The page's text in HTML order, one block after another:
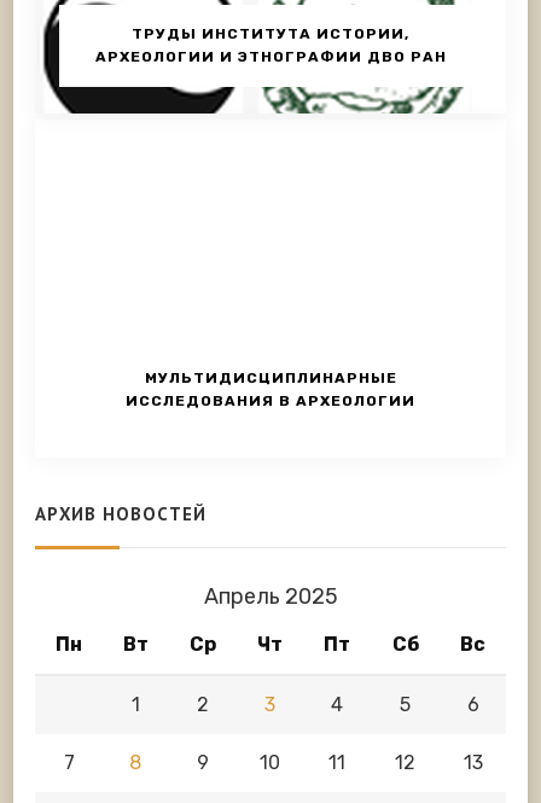
ТРУДЫ ИНСТИТУТА ИСТОРИИ,
АРХЕОЛОГИИ И ЭТНОГРАФИИ ДВО РАН
МУЛЬТИДИСЦИПЛИНАРНЫЕ
ИССЛЕДОВАНИЯ В АРХЕОЛОГИИ
АРХИВ НОВОСТЕЙ
Апрель 2025
Пн Вт Ср Чт Пт Сб Вс
1 2 3 4 5 6
7 8 9 10 11 12 13